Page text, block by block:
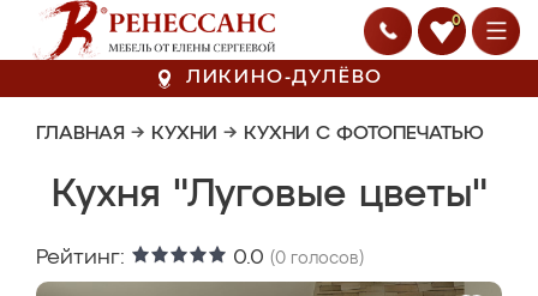
0
ЛИКИНО-ДУЛЁВО
ГЛАВНАЯ → КУХНИ → КУХНИ С ФОТОПЕЧАТЬЮ
Кухня "Луговые цветы"
Рейтинг: 0.0 (0 голосов)